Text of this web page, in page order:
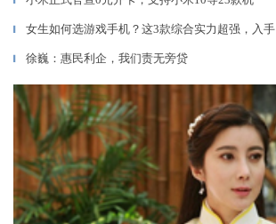
▎
▎ 女生如何选游戏手机？这3款综合实力超强，入手
▎ 徐巍：惠民利企，我们责无旁贷